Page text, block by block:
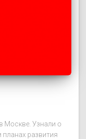
Москве. Узнали о
планах развития